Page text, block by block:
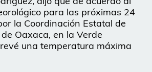
para las próximas 24
la Coordinación Estatal de
Oaxaca, en la Verde
una temperatura máxima